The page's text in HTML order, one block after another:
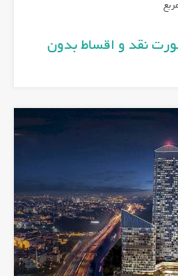
لیر بصورت نقد و اقساط بدون